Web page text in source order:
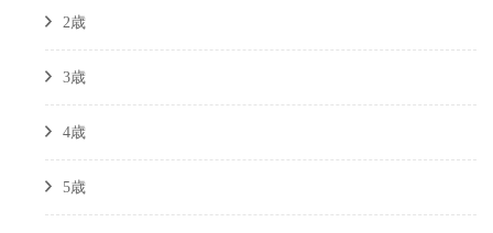
2歳
3歳
4歳
5歳